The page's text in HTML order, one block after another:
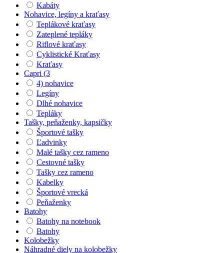
Kabáty
Nohavice, legíny a kraťasy
Teplákové kraťasy
Zateplené tepláky
Riflové kraťasy
Cyklistické Kraťasy
Kraťasy
Capri (3
4) nohavice
Legíny
Dlhé nohavice
Tepláky
Tašky, peňaženky, kapsičky
Športové tašky
Ľadvinky
Malé tašky cez rameno
Cestovné tašky
Tašky cez rameno
Kabelky
Športové vrecká
Peňaženky
Batohy
Batohy na notebook
Batohy
Kolobežky
Náhradné diely na kolobežky